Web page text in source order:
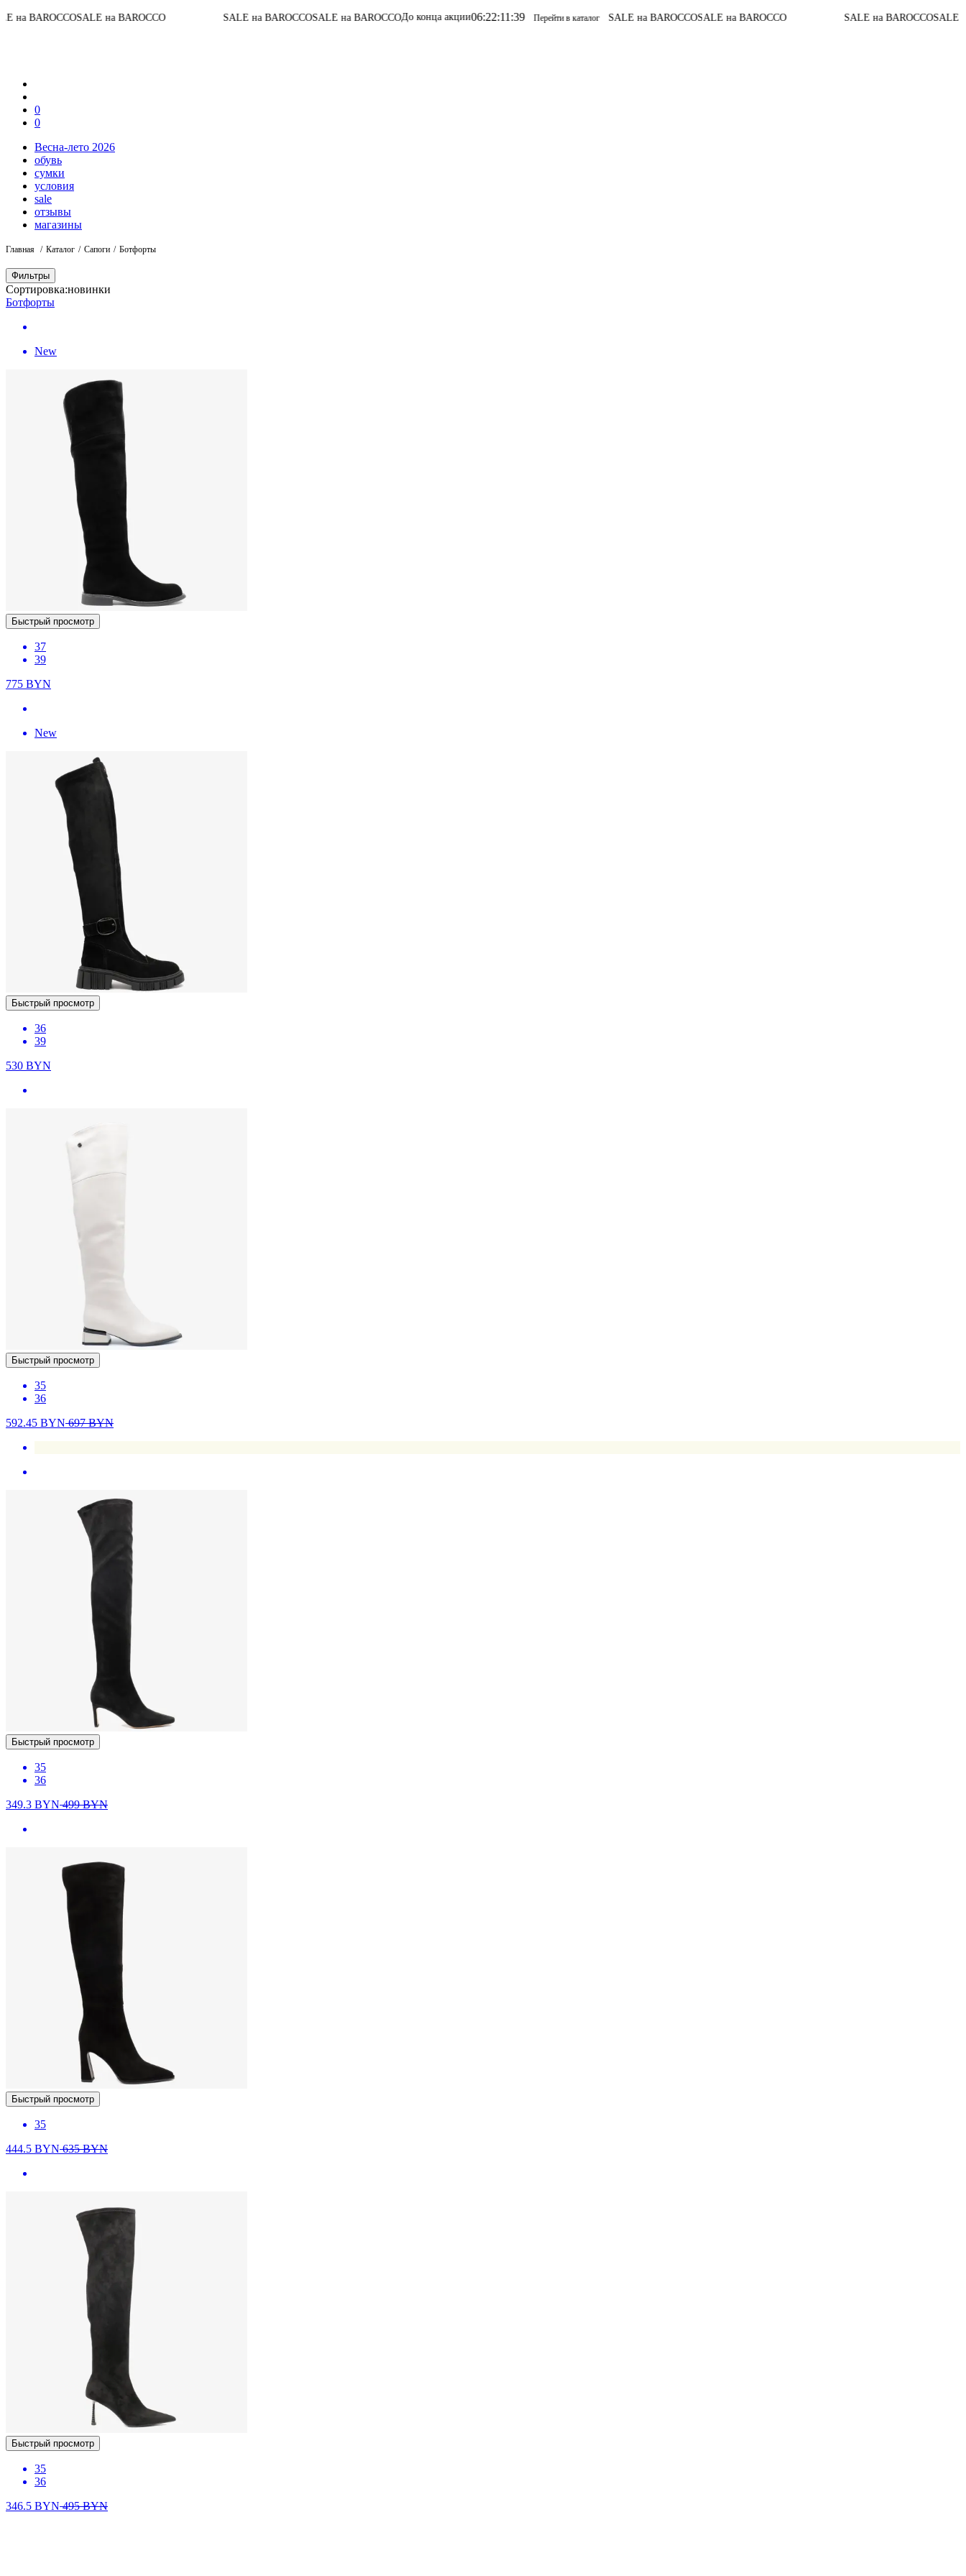
SALE на BAROCCO SALE на BAROCCOSALE на BAROCCOДо конца акции06:22:11:39 Перейти в каталог SALE на BAROCCOSALE на BAROCCO SALE на BAROCCOSALE на
0
0
Весна-лето 2026
обувь
сумки
условия
sale
отзывы
магазины
Главная Каталог Сапоги Ботфорты
Фильтры
Сортировка:новинки
Ботфорты
New
Быстрый просмотр
37
39
775 BYN
New
Быстрый просмотр
36
39
530 BYN
Быстрый просмотр
35
36
592.45 BYN697BYN
Быстрый просмотр
35
36
349.3 BYN499BYN
Быстрый просмотр
35
444.5 BYN635BYN
Быстрый просмотр
35
36
346.5 BYN495BYN